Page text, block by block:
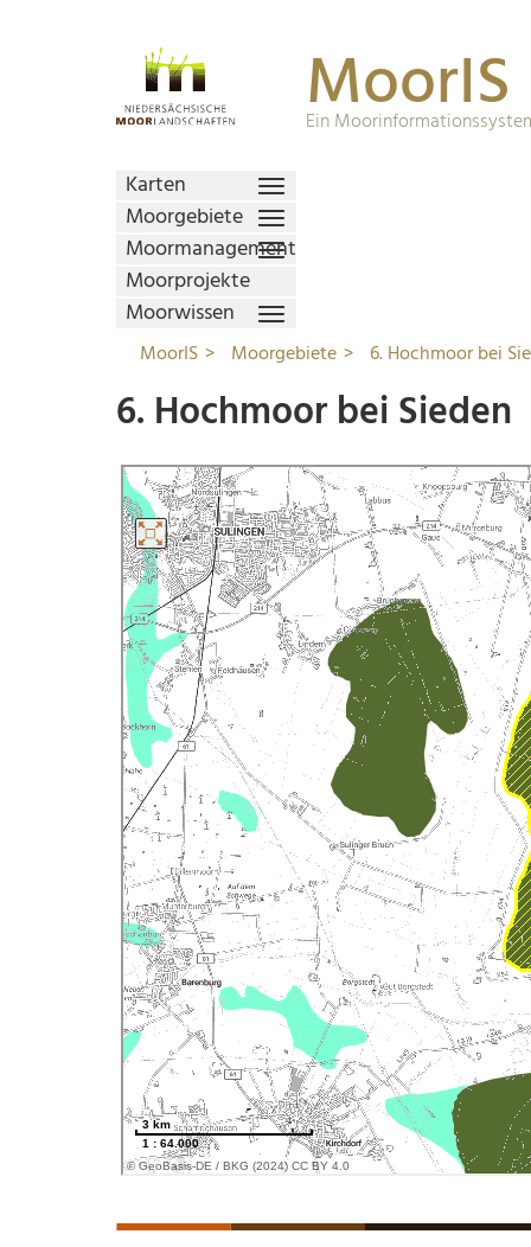
MoorIS
Ein
Karten
Moorgebiete
Moormanagement
Moorprojekte
Moorwissen
MoorIS Moorgebiete 6. Hochmoor bei
6. Hochmoor bei Sieden